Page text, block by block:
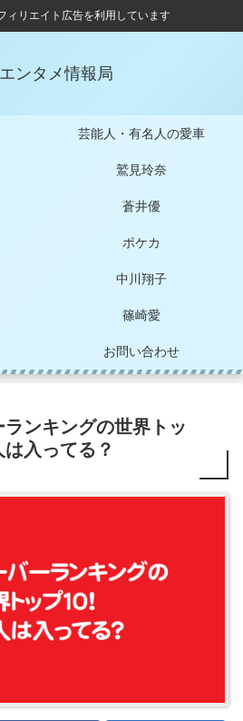
ィリエイト広告を利用しています
ンタメ情報局
芸能人・有名人の愛車
鷲見玲奈
蒼井優
ポケカ
中川翔子
篠崎愛
お問い合わせ
ンキングの世界トッ
入ってる？